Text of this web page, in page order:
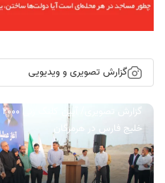
گزارش تصویری و ویدیویی
خلیج فارس در هرمزگان